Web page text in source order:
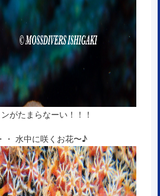
がたまらなーい！！！
・ 水中に咲くお花〜♪